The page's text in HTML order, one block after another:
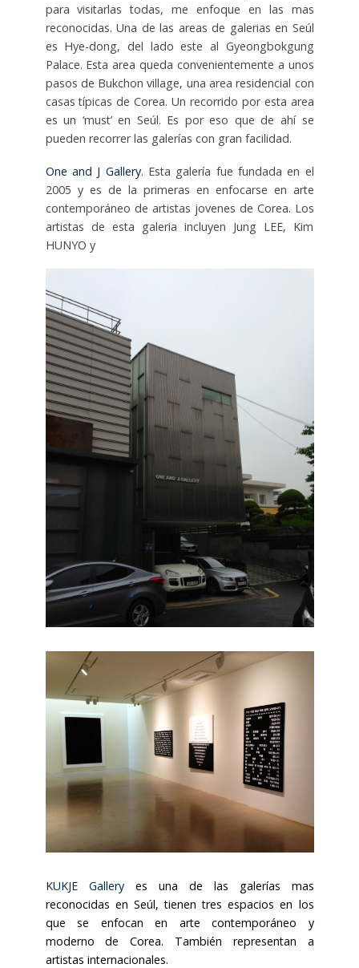
para visitarlas todas, me enfoque en las mas
reconocidas. Una de las areas de galerias en Seúl
es Hye-dong, del lado este al Gyeongbokgung
Palace. Esta area queda convenientemente a unos
pasos de Bukchon village, una area residencial con
casas típicas de Corea. Un recorrido por esta area
es un ‘must’ en Seúl. Es por eso que de ahí se
pueden recorrer las galerías con gran facilidad.
One and J Gallery. Esta galería fue fundada en el
2005 y es de la primeras en enfocarse en arte
contemporáneo de artistas jovenes de Corea. Los
artistas de esta galeria incluyen Jung LEE, Kim
HUNYO y
KUKJE Galleryes una de las galerías mas
reconocidas en Seúl, tienen tres espacios en los
que se enfocan en arte contemporáneo y
moderno de Corea. También representan a
artistas internacionales.